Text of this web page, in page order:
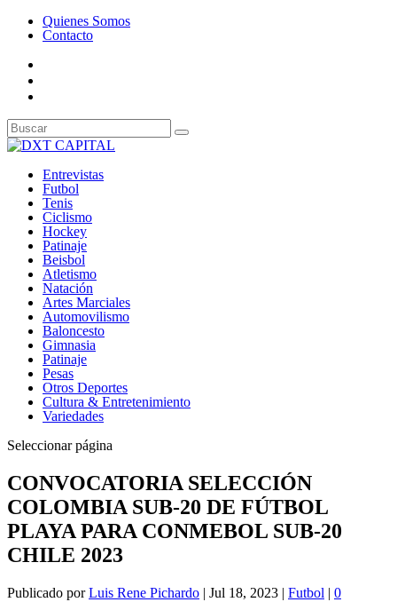
Quienes Somos
Contacto
Entrevistas
Futbol
Tenis
Ciclismo
Hockey
Patinaje
Beisbol
Atletismo
Natación
Artes Marciales
Automovilismo
Baloncesto
Gimnasia
Patinaje
Pesas
Otros Deportes
Cultura & Entretenimiento
Variedades
Seleccionar página
CONVOCATORIA SELECCIÓN
COLOMBIA SUB-20 DE FÚTBOL
PLAYA PARA CONMEBOL SUB-20
CHILE 2023
Publicado porLuis Rene Pichardo | Jul 18, 2023 | Futbol | 0